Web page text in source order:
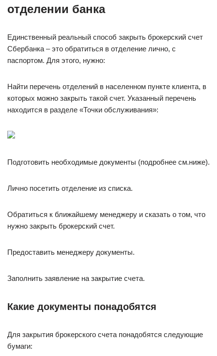
отделении банка
Единственный реальный способ закрыть брокерский счет
Сбербанка – это обратиться в отделение лично, с
паспортом. Для этого, нужно:
Найти перечень отделений в населенном пункте клиента, в
которых можно закрыть такой счет. Указанный перечень
находится в разделе «Точки обслуживания»:
Подготовить необходимые документы (подробнее см.ниже).
Лично посетить отделение из списка.
Обратиться к ближайшему менеджеру и сказать о том, что
нужно закрыть брокерский счет.
Предоставить менеджеру документы.
Заполнить заявление на закрытие счета.
Какие документы понадобятся
Для закрытия брокерского счета понадобятся следующие
бумаги: